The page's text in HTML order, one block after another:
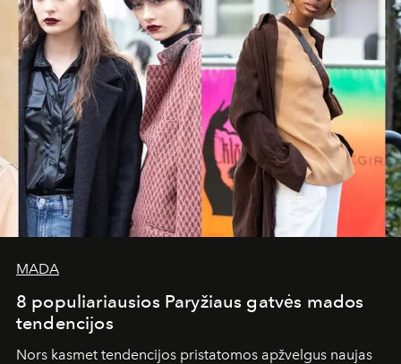
MADA
8 populiariausios Paryžiaus gatvės mados
tendencijos
Nors kasmet tendencijos pristatomos apžvelgus naujas